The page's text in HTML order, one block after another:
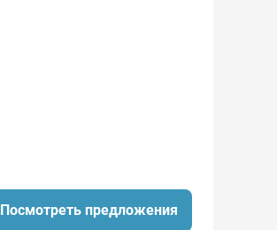
Посмотреть предложения